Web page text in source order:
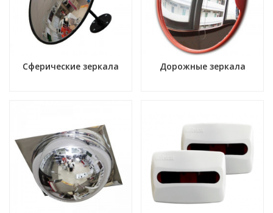
Сферические зеркала Дорожные зеркала